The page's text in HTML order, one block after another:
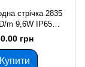
стрічка 2835
m 9,6W IP65
біла
грн
Купити